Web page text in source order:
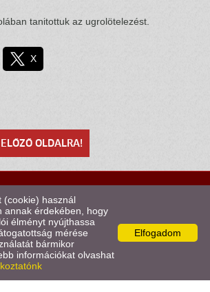
tanitottuk az ugrolötelezést.
X
OLDALRA!
- Kötélugró Klub Szombathely
Adatkezelési tájékoztatólImpresszum
Elfogadom
(cookie) használ
annak érdekében, hogy
élményt nyújthassa
mérése
bármikor
információkat olvashat